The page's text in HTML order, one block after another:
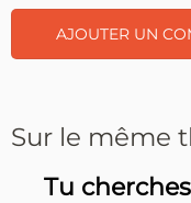
Sur le même
Tu